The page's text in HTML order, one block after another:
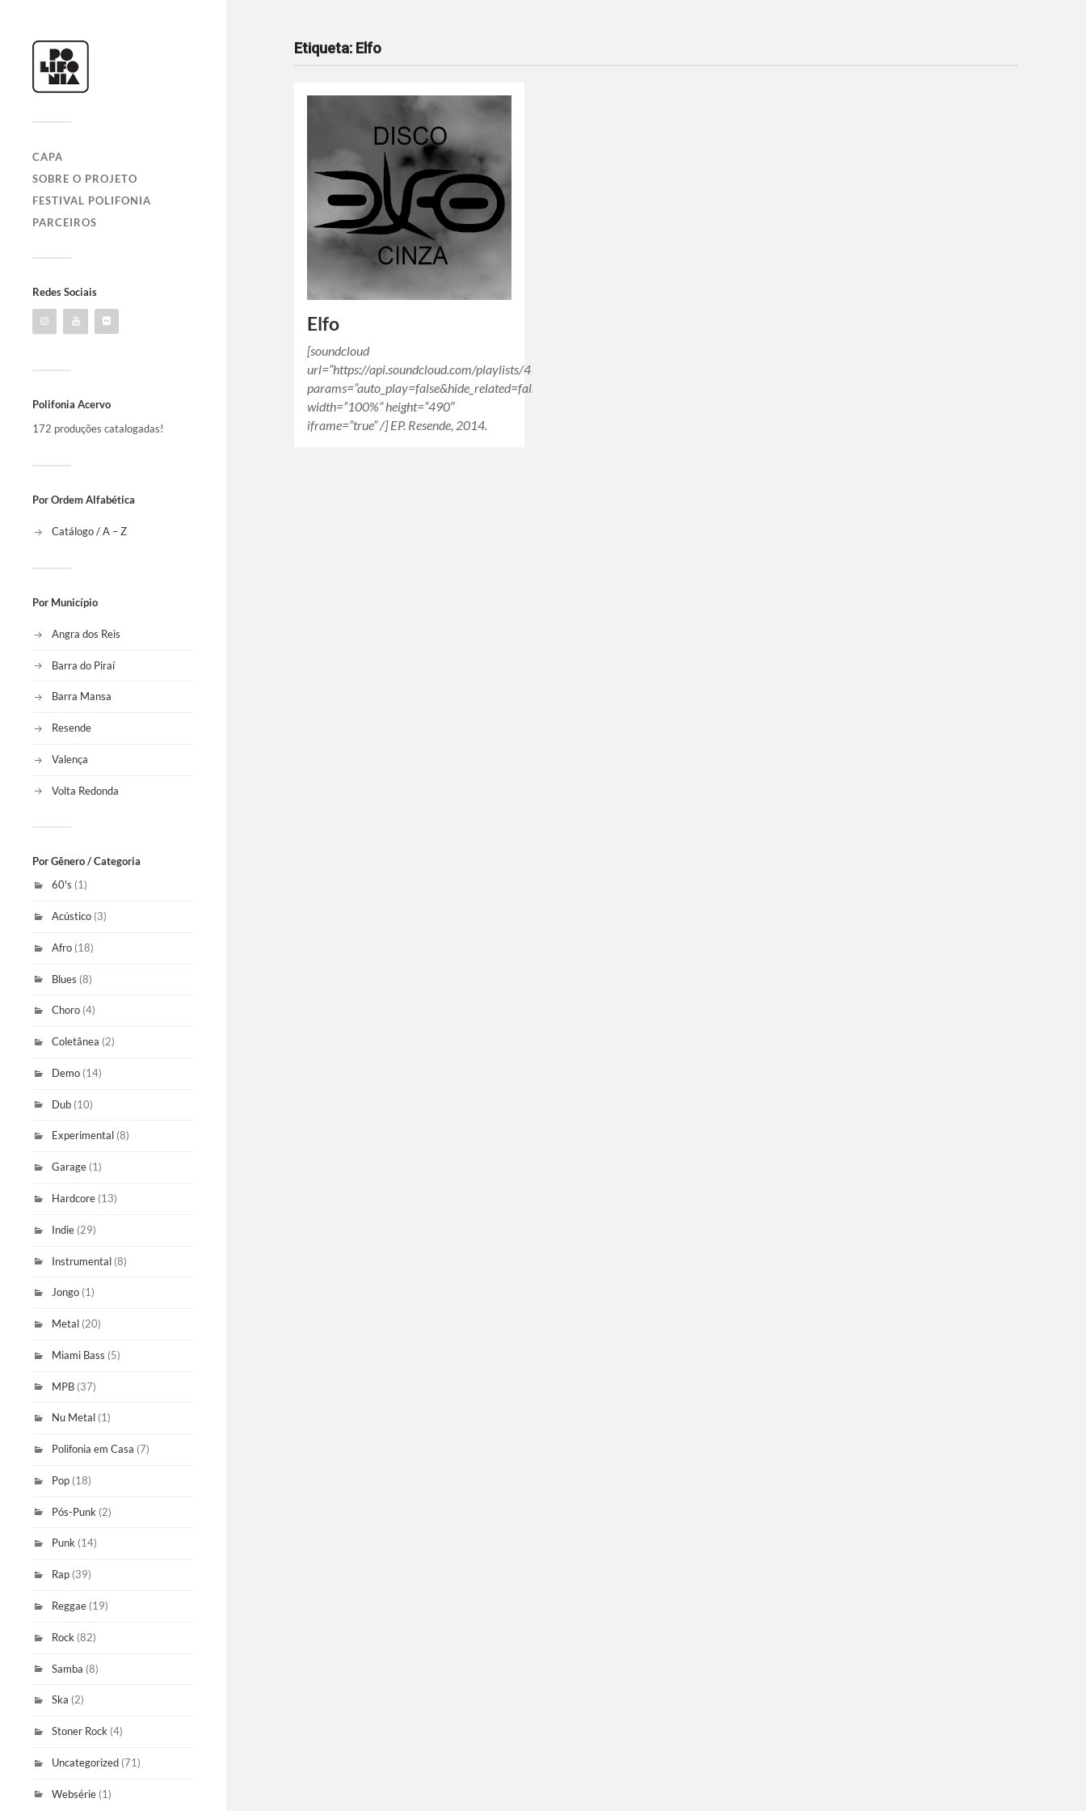
CAPA
SOBRE O PROJETO
FESTIVAL POLIFONIA
PARCEIROS
Redes Sociais
Polifonia Acervo
172 produções catalogadas!
Por Ordem Alfabética
Catálogo / A – Z
Por Município
Angra dos Reis
Barra do Piraí
Barra Mansa
Resende
Valença
Volta Redonda
Por Gênero / Categoria
60's (1)
Acústico (3)
Afro (18)
Blues (8)
Choro (4)
Coletânea (2)
Demo (14)
Dub (10)
Experimental (8)
Garage (1)
Hardcore (13)
Indie (29)
Instrumental (8)
Jongo (1)
Metal (20)
Miami Bass (5)
MPB (37)
Nu Metal (1)
Polifonia em Casa (7)
Pop (18)
Pós-Punk (2)
Punk (14)
Rap (39)
Reggae (19)
Rock (82)
Samba (8)
Ska (2)
Stoner Rock (4)
Uncategorized (71)
Websérie (1)
Etiqueta: Elfo
Elfo
[soundcloud
url=”https://api.soundcloud.com/playlists/41921505″
params=”auto_play=false&hide_related=false&show_comments=true&show_user=true&show_reposts=false&visual=true”
width=”100%” height=”490″
iframe=”true” /] EP. Resende, 2014.